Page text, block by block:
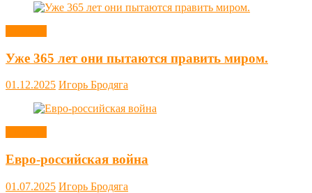
Уже 365 лет они пытаются править миром.
01.12.2025 Игорь Бродяга
Евро-российская война
01.07.2025 Игорь Бродяга